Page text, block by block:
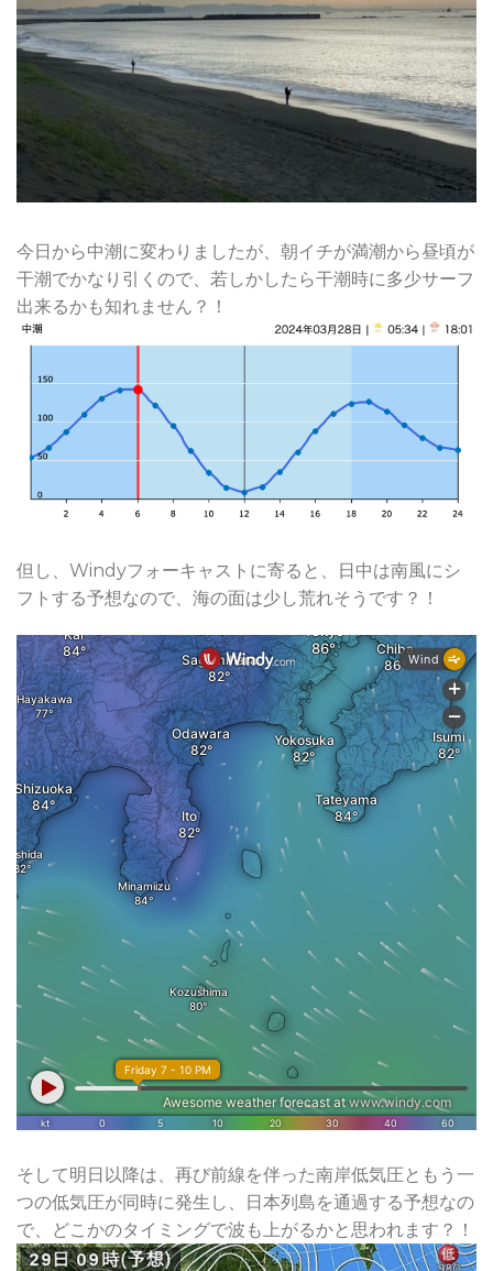
今日から中潮に変わりましたが、朝イチが満潮から昼頃が
干潮でかなり引くので、若しかしたら干潮時に多少サーフ
出来るかも知れません？！
但し、Windyフォーキャストに寄ると、日中は南風にシ
フトする予想なので、海の面は少し荒れそうです？！
そして明日以降は、再び前線を伴った南岸低気圧ともう一
つの低気圧が同時に発生し、日本列島を通過する予想なの
で、どこかのタイミングで波も上がるかと思われます？！